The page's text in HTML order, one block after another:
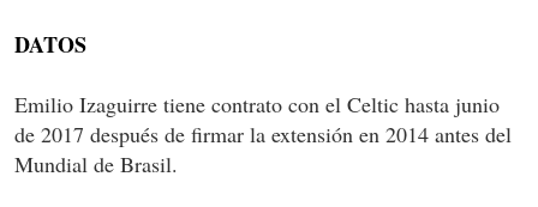
DATOS
Emilio Izaguirre tiene contrato con el Celtic hasta junio
de 2017 después de firmar la extensión en 2014 antes del
Mundial de Brasil.